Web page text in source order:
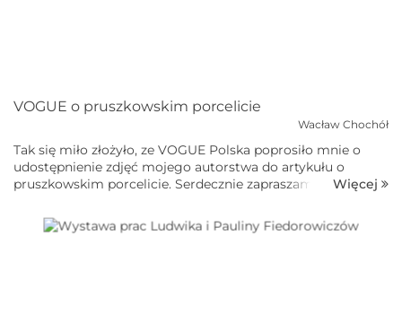
VOGUE o pruszkowskim porcelicie
Wacław Chochół
Tak się miło złożyło, ze VOGUE Polska poprosiło mnie o
udostępnienie zdjęć mojego autorstwa do artykułu o
pruszkowskim porcelicie. Serdecznie zapraszam do
Stołowego Pruszków...
Więcej